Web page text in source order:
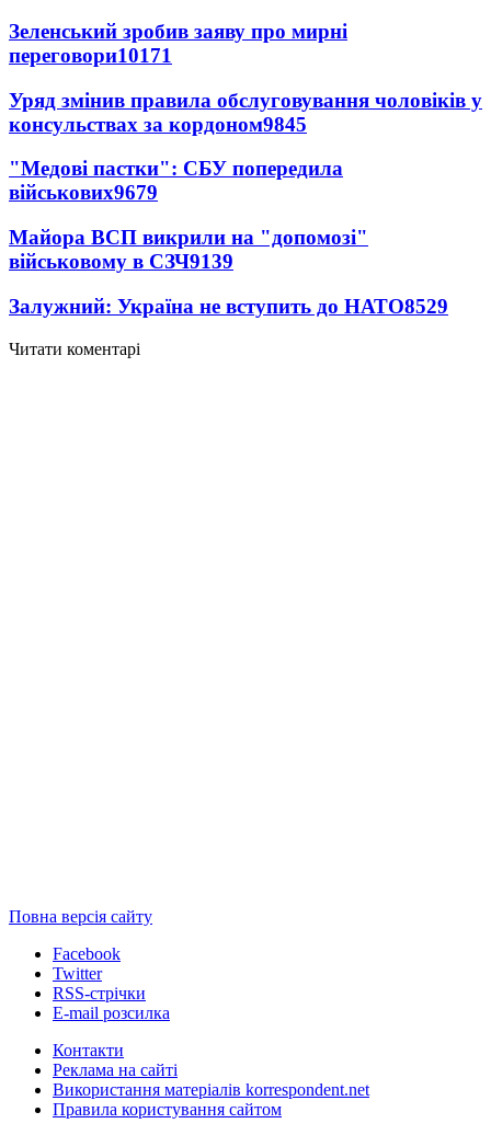
Зеленський зробив заяву про мирні
переговори10171
Уряд змінив правила обслуговування чоловіків у
консульствах за кордоном9845
"Медові пастки": СБУ попередила
військових9679
Майора ВСП викрили на "допомозі"
військовому в СЗЧ9139
Залужний: Україна не вступить до НАТО8529
Читати коментарі
Повна версія сайту
Facebook
Twitter
RSS-стрічки
E-mail розсилка
Контакти
Реклама на сайті
Використання матеріалів korrespondent.net
Правила користування сайтом